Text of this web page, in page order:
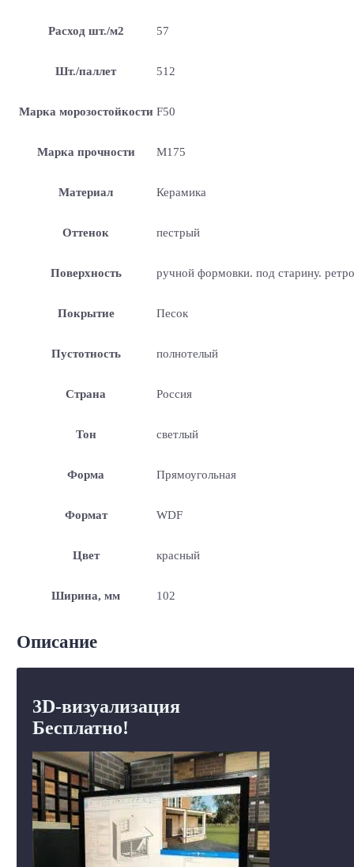
Расход шт./м2 57
Шт./паллет 512
Марка морозостойкости F50
Марка прочности М175
Материал Керамика
Оттенок пестрый
Поверхность ручной формовки. под старину. ретро
Покрытие Песок
Пустотность полнотелый
Страна Россия
Тон светлый
Форма Прямоугольная
Формат WDF
Цвет красный
Ширина, мм 102
Описание
3D-визуализация
Бесплатно!